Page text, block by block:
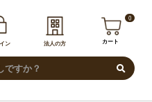
ン 法人の方
0
カート